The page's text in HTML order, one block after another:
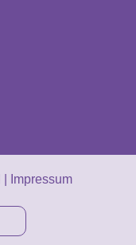
Impressum